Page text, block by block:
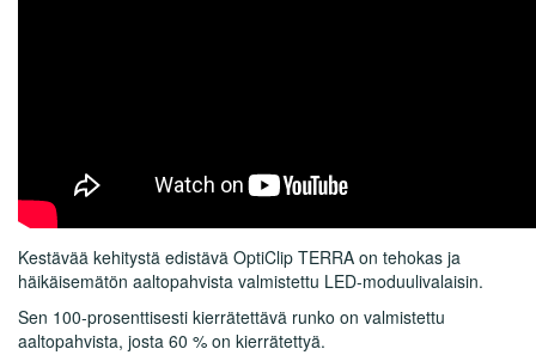
Kestävää kehitystä edistävä OptiClip TERRA on tehokas ja
häikäisemätön aaltopahvista valmistettu LED-moduulivalaisin.
Sen 100-prosenttisesti kierrätettävä runko on valmistettu
aaltopahvista, josta 60 % on kierrätettyä.